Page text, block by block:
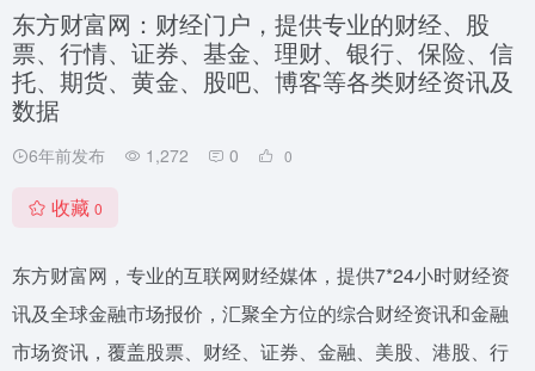
东方财富网：财经门户，提供专业的财经、股
票、行情、证券、基金、理财、银行、保险、信
托、期货、黄金、股吧、博客等各类财经资讯及
数据
6年前发布 1,272 0 0
收藏 0
东方财富网，专业的互联网财经媒体，提供7*24小时财经资
讯及全球金融市场报价，汇聚全方位的综合财经资讯和金融
市场资讯，覆盖股票、财经、证券、金融、美股、港股、行